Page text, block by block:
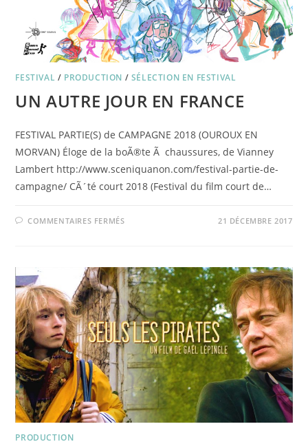
FESTIVAL / PRODUCTION / SÉLECTION EN FESTIVAL
UN AUTRE JOUR EN FRANCE
FESTIVAL PARTIE(S) de CAMPAGNE 2018 (OUROUX EN
MORVAN) Éloge de la boÃ®te Ã chaussures, de Vianney
Lambert http://www.sceniquanon.com/festival-partie-de-
campagne/ CÃ´té court 2018 (Festival du film court de…
COMMENTAIRES FERMÉSSUR
FRANCE
21 DÉCEMBRE 2017
PRODUCTION